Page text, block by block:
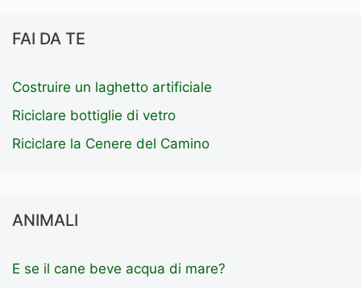
FAI DA TE
Costruire un laghetto artificiale
Riciclare bottiglie di vetro
Riciclare la Cenere del Camino
ANIMALI
E se il cane beve acqua di mare?